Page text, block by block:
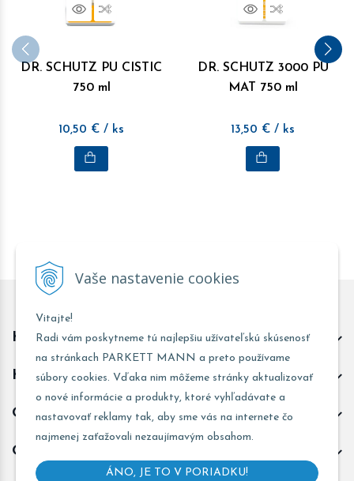
Vaše nastavenie cookies
Vitajte!
Radi vám poskytneme tú najlepšiu užívateľskú skúsenosť
na stránkach PARKETT MANN a preto používame
súbory cookies. Vďaka nim môžeme stránky aktualizovať
o nové informácie a produkty, ktoré vyhľadávate a
nastavovať reklamy tak, aby sme vás na internete čo
najmenej zaťažovali nezaujímavým obsahom.
ÁNO, JE TO V PORIADKU!
NáhľadPorovnať
DR. SCHUTZ PU CISTIC
750 ml
10,50 € / ks
NáhľadPorovnať
DR. SCHUTZ 3000 PU
MAT 750 ml
13,50 € / ks
Kontakt predajňa Trnava
Kontakt predajňa Žarnovica
Obchodné informácie
Odoberať novinky